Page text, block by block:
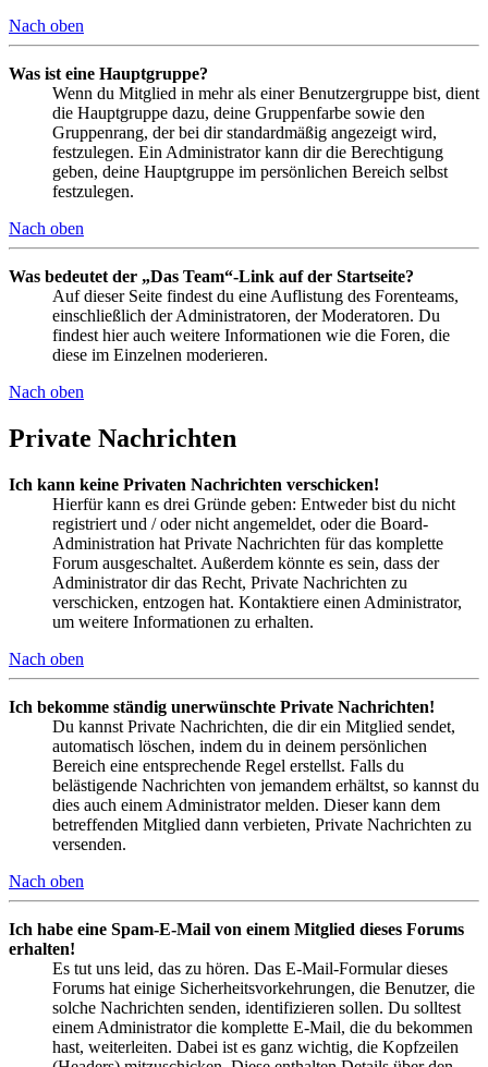
Nach oben
Was ist eine Hauptgruppe?
Wenn du Mitglied in mehr als einer Benutzergruppe bist, dient
die Hauptgruppe dazu, deine Gruppenfarbe sowie den
Gruppenrang, der bei dir standardmäßig angezeigt wird,
festzulegen. Ein Administrator kann dir die Berechtigung
geben, deine Hauptgruppe im persönlichen Bereich selbst
festzulegen.
Nach oben
Was bedeutet der „Das Team“-Link auf der Startseite?
Auf dieser Seite findest du eine Auflistung des Forenteams,
einschließlich der Administratoren, der Moderatoren. Du
findest hier auch weitere Informationen wie die Foren, die
diese im Einzelnen moderieren.
Nach oben
Private Nachrichten
Ich kann keine Privaten Nachrichten verschicken!
Hierfür kann es drei Gründe geben: Entweder bist du nicht
registriert und / oder nicht angemeldet, oder die Board-
Administration hat Private Nachrichten für das komplette
Forum ausgeschaltet. Außerdem könnte es sein, dass der
Administrator dir das Recht, Private Nachrichten zu
verschicken, entzogen hat. Kontaktiere einen Administrator,
um weitere Informationen zu erhalten.
Nach oben
Ich bekomme ständig unerwünschte Private Nachrichten!
Du kannst Private Nachrichten, die dir ein Mitglied sendet,
automatisch löschen, indem du in deinem persönlichen
Bereich eine entsprechende Regel erstellst. Falls du
belästigende Nachrichten von jemandem erhältst, so kannst du
dies auch einem Administrator melden. Dieser kann dem
betreffenden Mitglied dann verbieten, Private Nachrichten zu
versenden.
Nach oben
Ich habe eine Spam-E-Mail von einem Mitglied dieses Forums
erhalten!
Es tut uns leid, das zu hören. Das E-Mail-Formular dieses
Forums hat einige Sicherheitsvorkehrungen, die Benutzer, die
solche Nachrichten senden, identifizieren sollen. Du solltest
einem Administrator die komplette E-Mail, die du bekommen
hast, weiterleiten. Dabei ist es ganz wichtig, die Kopfzeilen